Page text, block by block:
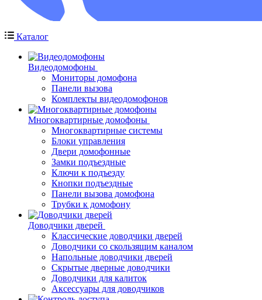
Каталог
Видеодомофоны
Мониторы домофона
Панели вызова
Комплекты видеодомофонов
Многоквартирные домофоны
Многоквартирные системы
Блоки управления
Двери домофонные
Замки подъездные
Ключи к подъезду
Кнопки подъездные
Панели вызова домофона
Трубки к домофону
Доводчики дверей
Классические доводчики дверей
Доводчики со скользящим каналом
Напольные доводчики дверей
Скрытые дверные доводчики
Доводчики для калиток
Аксессуары для доводчиков